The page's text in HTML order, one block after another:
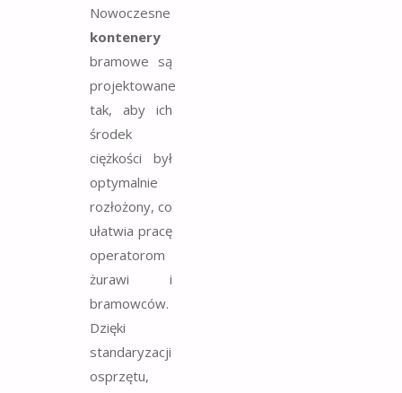
Nowoczesne
kontenery
bramowe są
projektowane
tak, aby ich
środek
ciężkości był
optymalnie
rozłożony, co
ułatwia pracę
operatorom
żurawi i
bramowców.
Dzięki
standaryzacji
osprzętu,